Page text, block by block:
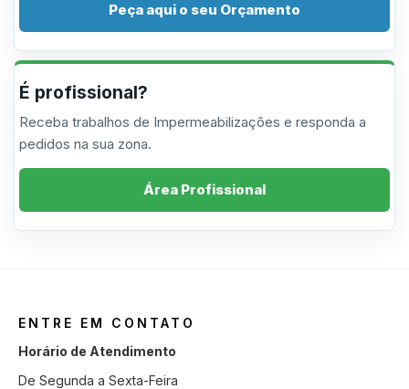
Peça aqui o seu Orçamento
É profissional?
Receba trabalhos de Impermeabilizações e responda a
pedidos na sua zona.
Área Profissional
ENTRE EM CONTATO
Horário de Atendimento
De Segunda a Sexta-Feira